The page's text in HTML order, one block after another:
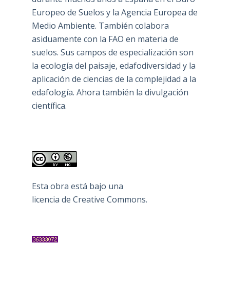
Europeo de Suelos y la Agencia Europea de
Medio Ambiente. También colabora
asiduamente con la FAO en materia de
suelos. Sus campos de especialización son
la ecología del paisaje, edafodiversidad y la
aplicación de ciencias de la complejidad a la
edafología. Ahora también la divulgación
científica.
Esta obra está bajo una
licencia de Creative Commons.